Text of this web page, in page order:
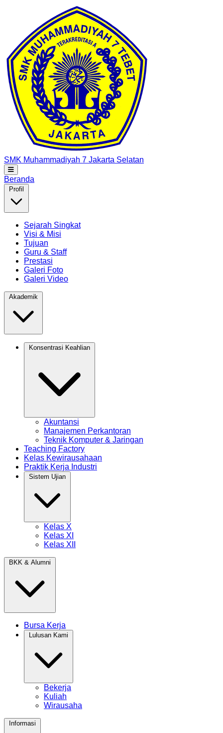
SMK Muhammadiyah 7 Jakarta Selatan
Beranda
Sejarah Singkat
Visi & Misi
Tujuan
Guru & Staff
Prestasi
Galeri Foto
Galeri Video
Akuntansi
Manajemen Perkantoran
Teknik Komputer & Jaringan
Teaching Factory
Kelas Kewirausahaan
Praktik Kerja Industri
Kelas X
Kelas XI
Kelas XII
Bursa Kerja
Bekerja
Kuliah
Wirausaha